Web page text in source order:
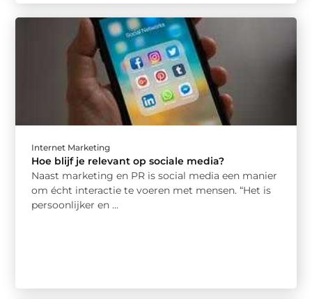
Internet Marketing
Hoe blijf je relevant op sociale media?
Naast marketing en PR is social media een manier
om écht interactie te voeren met mensen. “Het is
persoonlijker en ...